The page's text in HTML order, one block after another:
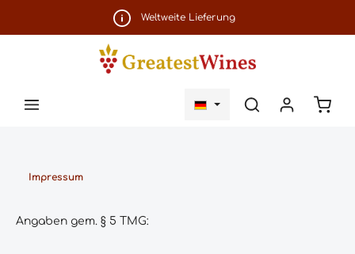
Zum Hauptinhalt springenWeltweite Lieferung
Impressum
Angaben gem. § 5 TMG: